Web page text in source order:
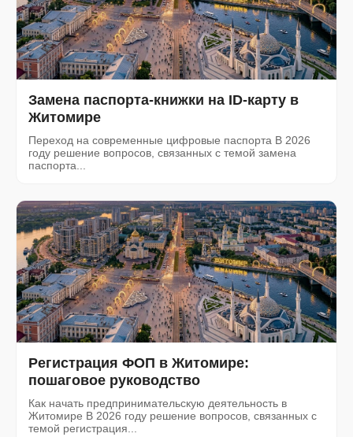
Замена паспорта-книжки на ID-карту в
Житомире
Переход на современные цифровые паспорта В 2026
году решение вопросов, связанных с темой замена
паспорта...
Регистрация ФОП в Житомире:
пошаговое руководство
Как начать предпринимательскую деятельность в
Житомире В 2026 году решение вопросов, связанных с
темой регистрация...